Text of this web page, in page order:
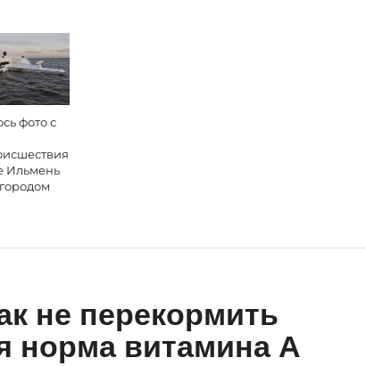
фото с
Ильмень
не перекормить
норма витамина А